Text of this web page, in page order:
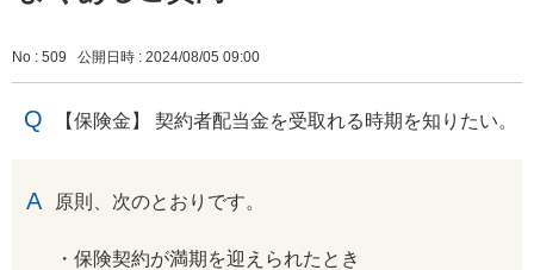
No : 509 公開日時 : 2024/08/05 09:00
【保険金】 契約者配当金を受取れる時期を知りたい。
原則、次のとおりです。
・保険契約が満期を迎えられたとき